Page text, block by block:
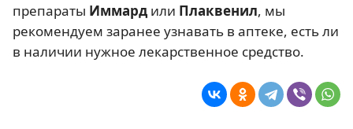
препараты Иммард или Плаквенил, мы
рекомендуем заранее узнавать в аптеке, есть ли
в наличии нужное лекарственное средство.